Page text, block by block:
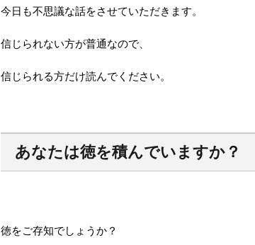
今日も不思議な話をさせていただきます。
信じられない方が普通なので、
信じられる方だけ読んでください。
あなたは徳を積んでいますか？
徳をご存知でしょうか？